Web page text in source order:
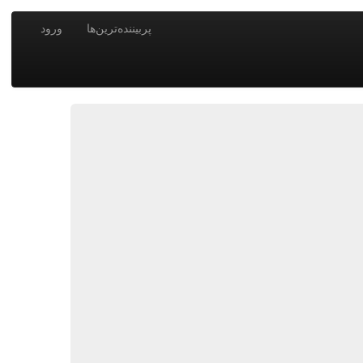
پربیننده‌ترین‌ها ورود